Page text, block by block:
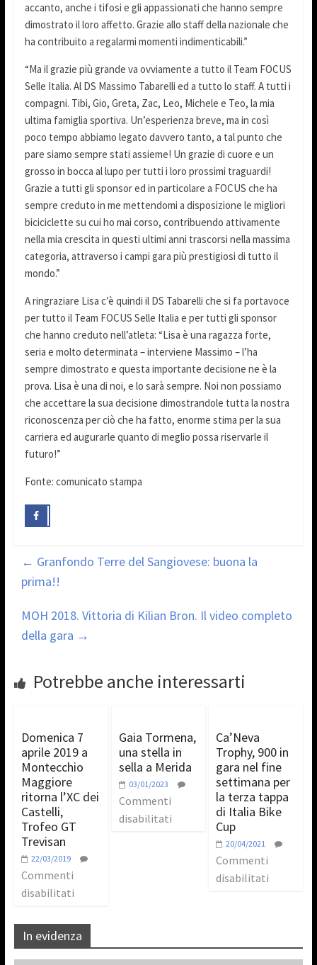
accanto, anche i tifosi e gli appassionati che hanno sempre
dimostrato il loro affetto. Grazie allo staff della nazionale che
ha contribuito a regalarmi momenti indimenticabili.”
“Ma il grazie più grande va ovviamente a tutto il Team FOCUS
Selle Italia. Al DS Massimo Tabarelli ed a tutto lo staff. A tutti i
compagni. Tibi, Gio, Greta, Zac, Leo, Michele e Teo, la mia
ultima famiglia sportiva. Un’esperienza breve, ma in così
poco tempo abbiamo legato davvero tanto, a tal punto che
pare siamo sempre stati assieme! Un grazie di cuore e un
grosso in bocca al lupo per tutti i loro prossimi traguardi!
Grazie a tutti gli sponsor ed in particolare a FOCUS che ha
sempre creduto in me mettendomi a disposizione le migliori
biciciclette su cui ho mai corso, contribuendo attivamente
nella mia crescita in questi ultimi anni trascorsi nella massima
categoria, attraverso i campi gara più prestigiosi di tutto il
mondo.”
A ringraziare Lisa c’è quindi il DS Tabarelli che si fa portavoce
per tutto il Team FOCUS Selle Italia e per tutti gli sponsor
che hanno creduto nell’atleta: “Lisa è una ragazza forte,
seria e molto determinata – interviene Massimo – l’ha
sempre dimostrato e questa importante decisione ne è la
prova. Lisa è una di noi, e lo sarà sempre. Noi non possiamo
che accettare la sua decisione dimostrandole tutta la nostra
riconoscenza per ciò che ha fatto, enorme stima per la sua
carriera ed augurarle quanto di meglio possa riservarle il
futuro!”
Fonte: comunicato stampa
← Granfondo Terre del Sangiovese: buona la
prima!!
MOH 2018. Vittoria di Kilian Bron. Il video completo
della gara →
Potrebbe anche interessarti
Domenica 7
aprile 2019 a
Montecchio
Maggiore
ritorna l’XC dei
Castelli,
Trofeo GT
Trevisan
22/03/2019
Commenti
disabilitati
Gaia Tormena,
una stella in
sella a Merida
03/01/2023
Commenti
disabilitati
Ca’Neva
Trophy, 900 in
gara nel fine
settimana per
la terza tappa
di Italia Bike
Cup
20/04/2021
Commenti
disabilitati
In evidenza